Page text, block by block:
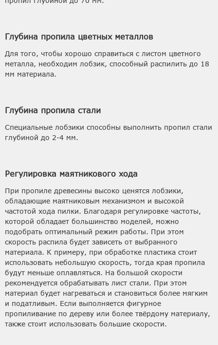
Глубина пропила цветных металлов
Для того, чтобы хорошо справиться с листом цветного
металла, необходим лобзик, способный распилить до 18
мм материала.
Глубина пропила стали
Специальные лобзики способны выполнить пропил стали
глубиной до 2-4 мм.
Регулировка маятникового хода
При пропиле древесины высоко ценятся лобзики,
обладающие маятниковым механизмом и высокой
частотой хода пилки. Благодаря регулировке частоты,
которой обладает большинство моделей, можно
подобрать оптимальный режим работы. При этом
скорость распила будет зависеть от выбранного
материала. К примеру, при обработке пластика стоит
использовать небольшую скорость, тогда края пропила
будут меньше оплавляться. На большой скорости
рекомендуется обрабатывать лист стали. При этом
материал будет нагреваться и становиться более мягким
и податливым. Если выполняется фигурное
пропиливание по дереву или более твёрдому материалу,
также стоит использовать большие скорости.